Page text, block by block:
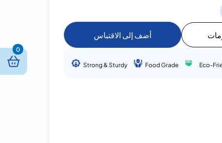
أضف إلى الاقتباس
Eco-
Food Grade
Strong & Sturdy
0